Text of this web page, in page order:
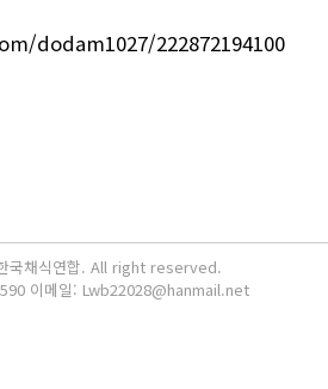
dodam1027/222872194100
채식연합. All right reserved.
이메일: Lwb22028@hanmail.net